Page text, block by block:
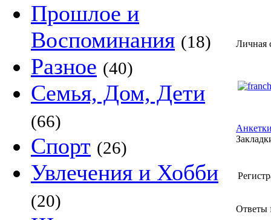
Прошлое и
Воспоминания (18)
Разное (40)
Семья, Дом, Дети
(66)
Спорт (26)
Увлечения и Хобби
(20)
Личная
Ответы